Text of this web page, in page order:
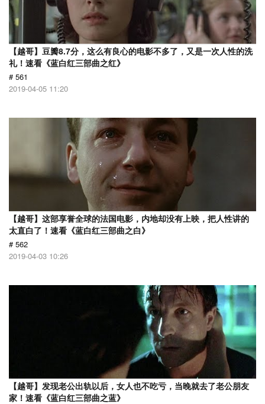
【越哥】豆瓣8.7分，这么有良心的电影不多了，又是一次人性的洗
礼！速看《蓝白红三部曲之红》
# 561
2019-04-05 11:20
【越哥】这部享誉全球的法国电影，内地却没有上映，把人性讲的
太直白了！速看《蓝白红三部曲之白》
# 562
2019-04-03 10:26
【越哥】发现老公出轨以后，女人也不吃亏，当晚就去了老公朋友
家！速看《蓝白红三部曲之蓝》